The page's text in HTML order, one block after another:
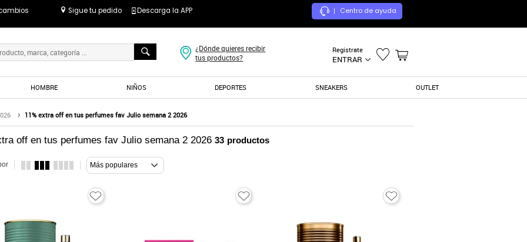
Sigue tu pedido Descarga la APP | Centro de ayuda
Registrate
ENTRAR
¿Dónde quieres recibir
tus productos?
HOMBRE NIÑOS DEPORTES SNEAKERS OUTLET
11% extra off en tus perfumes fav Julio semana 2 2026
off en tus perfumes fav Julio semana 2 202633 productos
Más populares